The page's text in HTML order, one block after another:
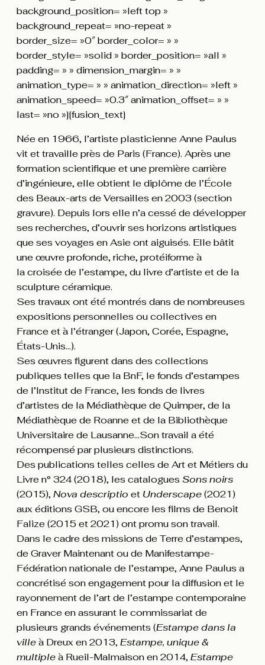
background_position= »left top »
background_repeat= »no-repeat »
border_size= »0″ border_color= » »
border_style= »solid » border_position= »all »
padding= » » dimension_margin= » »
animation_type= » » animation_direction= »left »
animation_speed= »0.3″ animation_offset= » »
last= »no »][fusion_text]
Née en 1966, l’artiste plasticienne Anne Paulus
vit et travaille près de Paris (France). Après une
formation scientifique et une première carrière
d’ingénieure, elle obtient le diplôme de l’École
des Beaux-arts de Versailles en 2003 (section
gravure). Depuis lors elle n’a cessé de développer
ses recherches, d’ouvrir ses horizons artistiques
que ses voyages en Asie ont aiguisés. Elle bâtit
une œuvre profonde, riche, protéiforme à
la croisée de l’estampe, du livre d’artiste et de la
sculpture céramique.
Ses travaux ont été montrés dans de nombreuses
expositions personnelles ou collectives en
France et à l’étranger (Japon, Corée, Espagne,
États-Unis…).
Ses œuvres figurent dans des collections
publiques telles que la BnF, le fonds d’estampes
de l’Institut de France, les fonds de livres
d’artistes de la Médiathèque de Quimper, de la
Médiathèque de Roanne et de la Bibliothèque
Universitaire de Lausanne…Son travail a été
récompensé par plusieurs distinctions.
Des publications telles celles de Art et Métiers du
Livre n° 324 (2018), les catalogues Sons noirs
(2015),Nova descriptio et Underscape(2021)
aux éditions GSB, ou encore les films de Benoit
Falize (2015 et 2021) ont promu son travail.
Dans le cadre des missions de Terre d’estampes,
de Graver Maintenant ou de Manifestampe-
Fédération nationale de l’estampe, Anne Paulus a
concrétisé son engagement pour la diffusion et le
rayonnement de l’art de l’estampe contemporaine
en France en assurant le commissariat de
plusieurs grands événements (Estampe dans la
villeà Dreux en 2013,Estampe, unique &
multipleà Rueil-Malmaison en 2014,Estampe